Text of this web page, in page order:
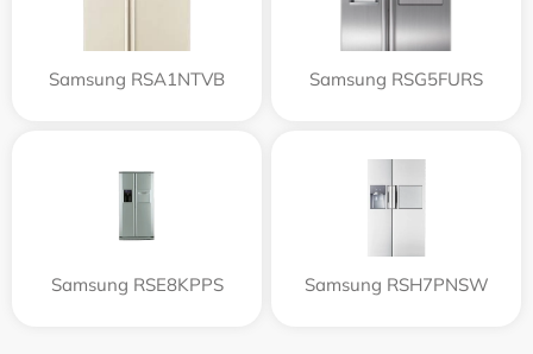
Samsung RSA1NTVB Samsung RSG5FURS
Samsung RSE8KPPS Samsung RSH7PNSW